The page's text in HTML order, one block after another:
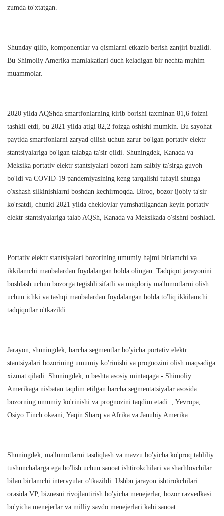
zumda to'xtatgan.
Shunday qilib, komponentlar va qismlarni etkazib berish zanjiri buzildi.
Bu Shimoliy Amerika mamlakatlari duch keladigan bir nechta muhim
muammolar.
2020 yilda AQShda smartfonlarning kirib borishi taxminan 81,6 foizni
tashkil etdi, bu 2021 yilda atigi 82,2 foizga oshishi mumkin. Bu sayohat
paytida smartfonlarni zaryad qilish uchun zarur bo'lgan portativ elektr
stantsiyalariga bo'lgan talabga ta'sir qildi. Shuningdek, Kanada va
Meksika portativ elektr stantsiyalari bozori ham salbiy ta'sirga guvoh
bo'ldi va COVID-19 pandemiyasining keng tarqalishi tufayli shunga
o'xshash silkinishlarni boshdan kechirmoqda. Biroq, bozor ijobiy ta'sir
ko'rsatdi, chunki 2021 yilda cheklovlar yumshatilgandan keyin portativ
elektr stantsiyalariga talab AQSh, Kanada va Meksikada o'sishni boshladi.
Portativ elektr stantsiyalari bozorining umumiy hajmi birlamchi va
ikkilamchi manbalardan foydalangan holda olingan. Tadqiqot jarayonini
boshlash uchun bozorga tegishli sifatli va miqdoriy ma'lumotlarni olish
uchun ichki va tashqi manbalardan foydalangan holda to'liq ikkilamchi
tadqiqotlar o'tkazildi.
Jarayon, shuningdek, barcha segmentlar bo'yicha portativ elektr
stantsiyalari bozorining umumiy ko'rinishi va prognozini olish maqsadiga
xizmat qiladi. Shuningdek, u beshta asosiy mintaqaga - Shimoliy
Amerikaga nisbatan taqdim etilgan barcha segmentatsiyalar asosida
bozorning umumiy ko'rinishi va prognozini taqdim etadi. , Yevropa,
Osiyo Tinch okeani, Yaqin Sharq va Afrika va Janubiy Amerika.
Shuningdek, ma'lumotlarni tasdiqlash va mavzu bo'yicha ko'proq tahliliy
tushunchalarga ega bo'lish uchun sanoat ishtirokchilari va sharhlovchilar
bilan birlamchi intervyular o'tkazildi. Ushbu jarayon ishtirokchilari
orasida VP, biznesni rivojlantirish bo'yicha menejerlar, bozor razvedkasi
bo'yicha menejerlar va milliy savdo menejerlari kabi sanoat